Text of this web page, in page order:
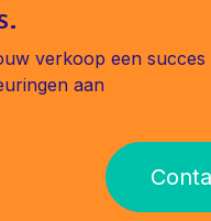
verkoop een succes
aan